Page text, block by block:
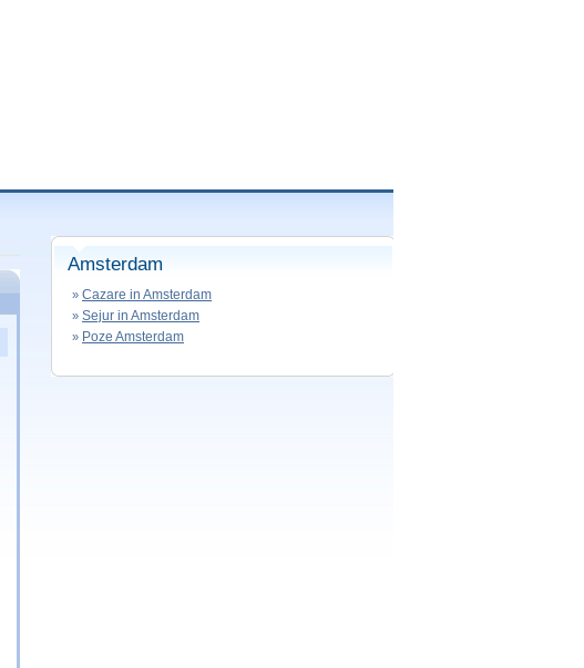
Amsterdam
» Cazare in Amsterdam
» Sejur in Amsterdam
» Poze Amsterdam